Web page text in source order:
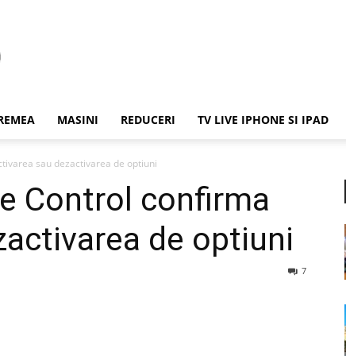
MASINI REDUCERI TV LIVE IPHONE SI IPAD
sau dezactivarea de optiuni
Control confirma
de optiuni
7